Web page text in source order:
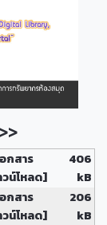
กสาร
วน์โหลด]
406
kB
กสาร
วน์โหลด]
206
kB